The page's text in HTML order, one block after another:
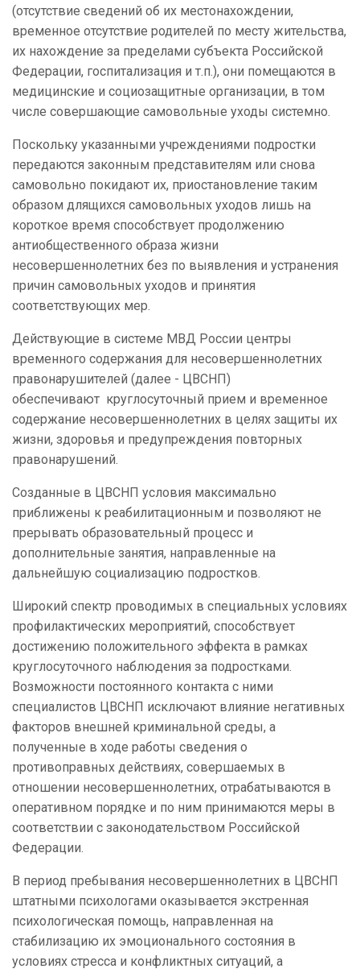
(отсутствие сведений об их местонахождении,
временное отсутствие родителей по месту жительства,
их нахождение за пределами субъекта Российской
Федерации, госпитализация и т.п.), они помещаются в
медицинские и социозащитные организации, в том
числе совершающие самовольные уходы системно.
Поскольку указанными учреждениями подростки
передаются законным представителям или снова
самовольно покидают их, приостановление таким
образом длящихся самовольных уходов лишь на
короткое время способствует продолжению
антиобщественного образа жизни
несовершеннолетних без по выявления и устранения
причин самовольных уходов и принятия
соответствующих мер.
Действующие в системе МВД России центры
временного содержания для несовершеннолетних
правонарушителей (далее - ЦВСНП)
обеспечивают круглосуточный прием и временное
содержание несовершеннолетних в целях защиты их
жизни, здоровья и предупреждения повторных
правонарушений.
Созданные в ЦВСНП условия максимально
приближены к реабилитационным и позволяют не
прерывать образовательный процесс и
дополнительные занятия, направленные на
дальнейшую социализацию подростков.
Широкий спектр проводимых в специальных условиях
профилактических мероприятий, способствует
достижению положительного эффекта в рамках
круглосуточного наблюдения за подростками.
Возможности постоянного контакта с ними
специалистов ЦВСНП исключают влияние негативных
факторов внешней криминальной среды, а
полученные в ходе работы сведения о
противоправных действиях, совершаемых в
отношении несовершеннолетних, отрабатываются в
оперативном порядке и по ним принимаются меры в
соответствии с законодательством Российской
Федерации.
В период пребывания несовершеннолетних в ЦВСНП
штатными психологами оказывается экстренная
психологическая помощь, направленная на
стабилизацию их эмоционального состояния в
условиях стресса и конфликтных ситуаций, а